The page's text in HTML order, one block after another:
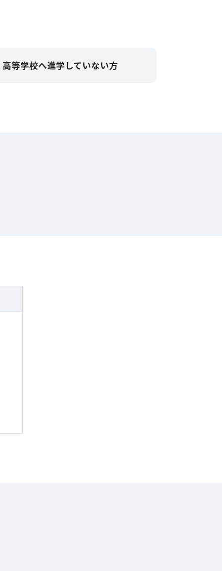
等学校へ進学していない方